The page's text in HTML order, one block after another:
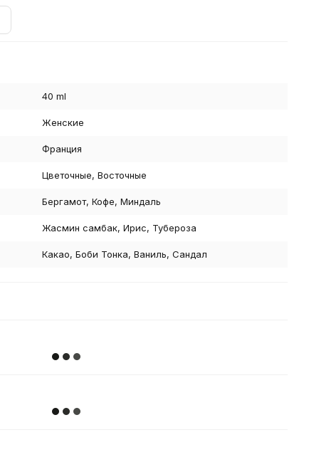
40 ml
Женские
Франция
Цветочные, Восточные
Бергамот, Кофе, Миндаль
Жасмин самбак, Ирис, Тубероза
Какао, Боби Тонка, Ваниль, Сандал